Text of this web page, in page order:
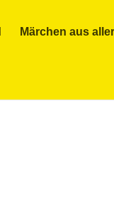
Märchen aus